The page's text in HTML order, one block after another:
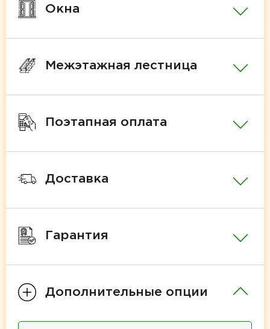
Окна
Межэтажная лестница
Поэтапная оплата
Доставка
Гарантия
Дополнительные опции